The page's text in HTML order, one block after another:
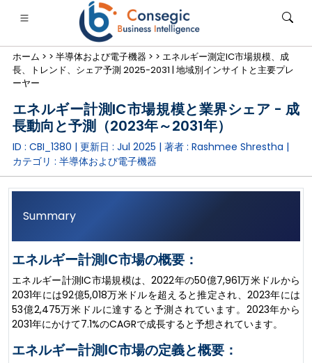
・金融・保険• 消費財 • エネルギーと電力• 食品・飲料
• ケーススタディ
ホーム > > 半導体および電子機器 > > エネルギー測定IC市場規模、成
長、トレンド、シェア予測 2025-2031 | 地域別インサイトと主要プレ
ーヤー
エネルギー計測IC市場規模と業界シェア - 成
長動向と予測（2023年～2031年）
ID : CBI_1380 | 更新日 : Jul 2025 | 著者 : Rashmee Shrestha |
カテゴリ : 半導体および電子機器
Summary
エネルギー計測IC市場の概要：
エネルギー計測IC市場規模は、2022年の50億7,961万米ドルから
2031年には92億5,018万米ドルを超えると推定され、2023年には
53億2,475万米ドルに達すると予測されています。2023年から
2031年にかけて7.1%のCAGRで成長すると予想されています。
エネルギー計測IC市場の定義と概要：